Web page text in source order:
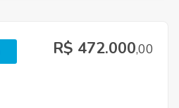
R$ 472.000,00